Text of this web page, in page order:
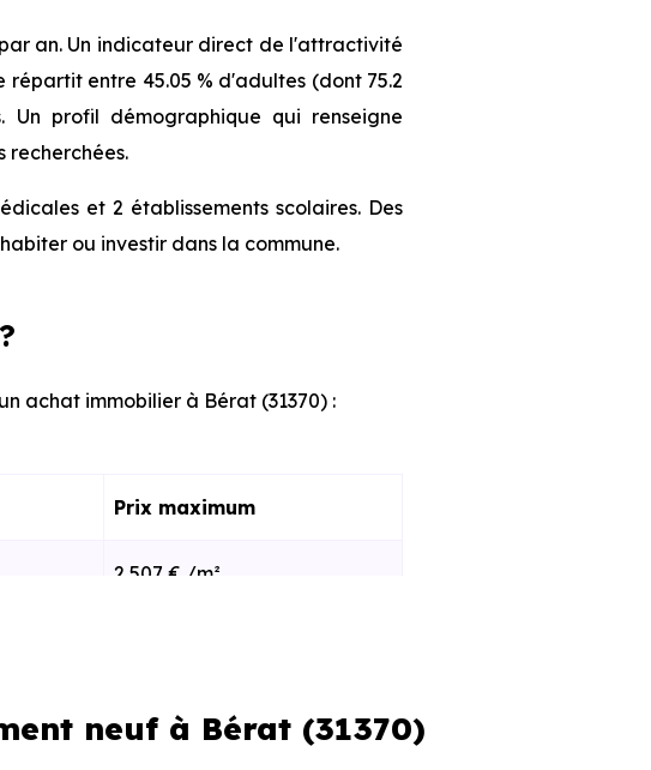
an. Un indicateur direct de l'attractivité
entre 45.05 % d'adultes (dont 75.2
Un profil démographique qui renseigne
recherchées.
et 2 établissements scolaires. Des
ou investir dans la commune.
achat immobilier à Bérat (31370) :
Prix maximum
2 507 € /m²
et le stade d'avancement du
neuf à Bérat (31370)